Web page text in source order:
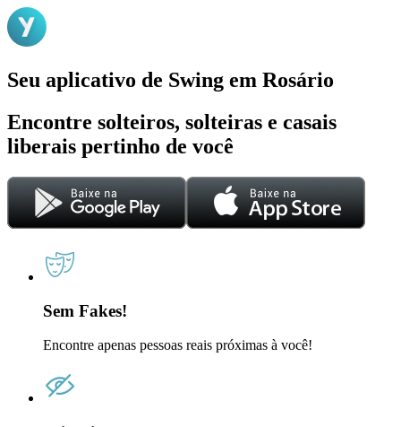
Seu aplicativo de Swing em Rosário
Encontre solteiros, solteiras e casais
liberais pertinho de você
Sem Fakes!
Encontre apenas pessoas reais próximas à você!